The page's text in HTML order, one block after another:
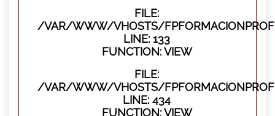
FILE:
/VAR/WWW/VHOSTS/
LINE: 133
FUNCTION: VIEW
FILE:
/VAR/WWW/VHOSTS/
LINE: 434
FUNCTION: VIEW